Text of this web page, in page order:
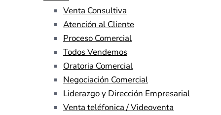
Venta Consultiva
Atención al Cliente
Proceso Comercial
Todos Vendemos
Oratoria Comercial
Negociación Comercial
Liderazgo y Dirección Empresarial
Venta teléfonica / Videoventa